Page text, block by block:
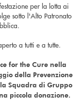
per la lotta ai
sotto l'Alto Patronato
a tutti e a tutte.
for the Cure nella
della Prevenzione
Squadra di Gruppo
piccola donazione.